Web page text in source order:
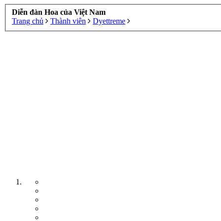
Diễn đàn Hoa của Việt Nam
Trang chủ
Thành viên Dyettreme